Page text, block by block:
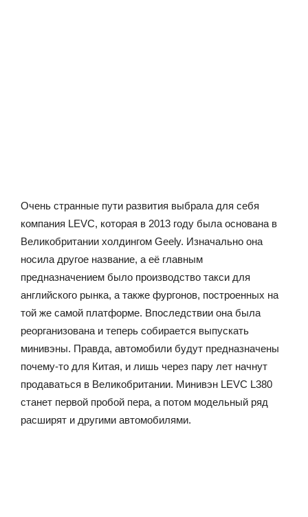
Очень странные пути развития выбрала для себя
компания LEVC, которая в 2013 году была основана в
Великобритании холдингом Geely. Изначально она
носила другое название, а её главным
предназначением было производство такси для
английского рынка, а также фургонов, построенных на
той же самой платформе. Впоследствии она была
реорганизована и теперь собирается выпускать
минивэны. Правда, автомобили будут предназначены
почему-то для Китая, и лишь через пару лет начнут
продаваться в Великобритании. Минивэн LEVC L380
станет первой пробой пера, а потом модельный ряд
расширят и другими автомобилями.